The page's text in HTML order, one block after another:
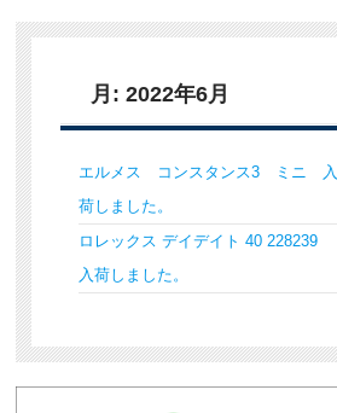
月: 2022年6月
エルメス コンスタンス3 ミニ 入
荷しました。
ロレックス デイデイト 40 228239
入荷しました。